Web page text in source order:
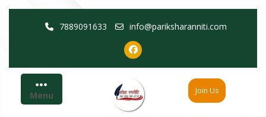
7889091633 info@pariksharanniti.com
Menu Join Us